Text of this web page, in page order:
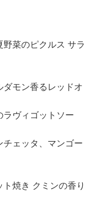
菜のピクルス サラ
モン香るレッドオ
ヴィゴットソー
ェッタ、マンゴー
焼き クミンの香り